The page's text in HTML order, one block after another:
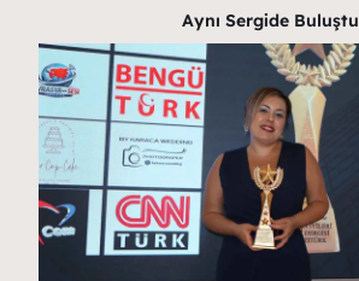
Aynı Sergide Buluştu